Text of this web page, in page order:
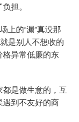
担。
上的“漏”真没那
是别人不想收的
异常低廉的东
是做生意的，互
到不友好的商